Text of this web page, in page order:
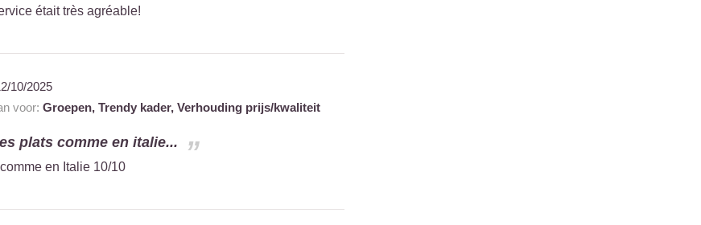
était très agréable!
10/2025
voor: Groepen, Trendy kader, Verhouding prijs/kwaliteit
plats comme en italie...
en Italie 10/10